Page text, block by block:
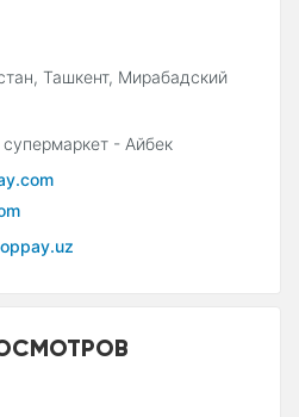
Ташкент, Мирабадский
супермаркет - Айбек